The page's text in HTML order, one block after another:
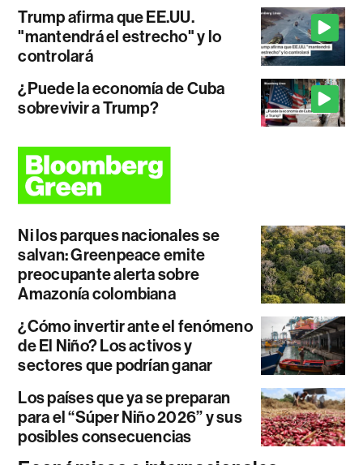
Trump afirma que EE.UU.
"mantendrá el estrecho" y lo
controlará
¿Puede la economía de Cuba
sobrevivir a Trump?
Ni los parques nacionales se
salvan: Greenpeace emite
preocupante alerta sobre
Amazonía colombiana
¿Cómo invertir ante el fenómeno
de El Niño? Los activos y
sectores que podrían ganar
Los países que ya se preparan
para el “Súper Niño 2026” y sus
posibles consecuencias